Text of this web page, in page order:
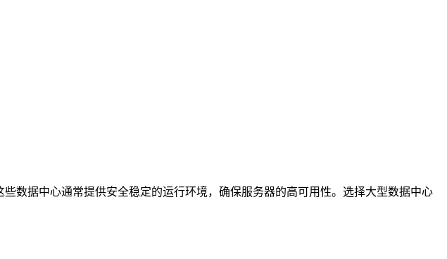
数据中心通常提供安全稳定的运行环境，确保服务器的高可用性。选择大型数据中心